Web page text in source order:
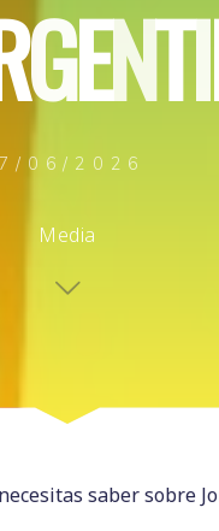
GENTI
06/2026
Media
saber sobre